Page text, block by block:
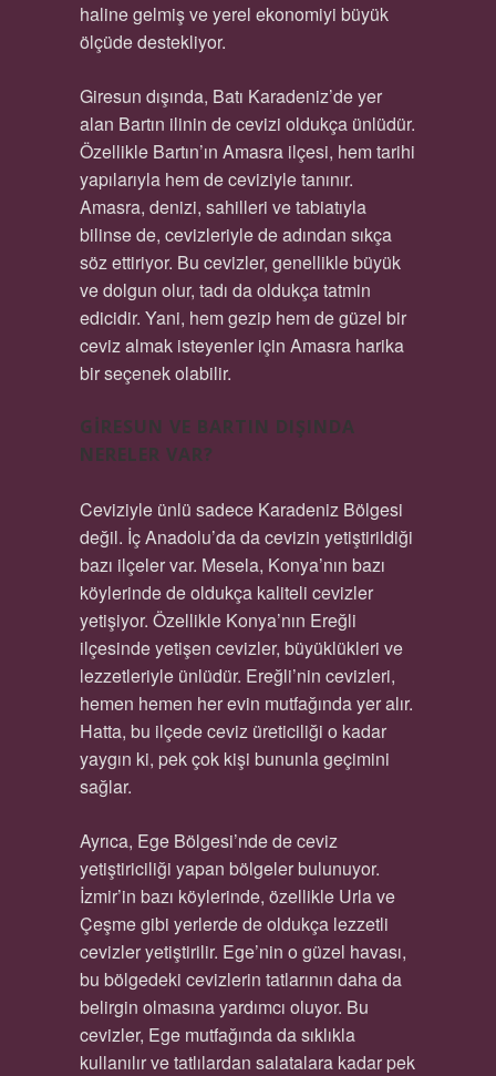
haline gelmiş ve yerel ekonomiyi büyük
ölçüde destekliyor.
Giresun dışında, Batı Karadeniz’de yer
alan Bartın ilinin de cevizi oldukça ünlüdür.
Özellikle Bartın’ın Amasra ilçesi, hem tarihi
yapılarıyla hem de ceviziyle tanınır.
Amasra, denizi, sahilleri ve tabiatıyla
bilinse de, cevizleriyle de adından sıkça
söz ettiriyor. Bu cevizler, genellikle büyük
ve dolgun olur, tadı da oldukça tatmin
edicidir. Yani, hem gezip hem de güzel bir
ceviz almak isteyenler için Amasra harika
bir seçenek olabilir.
GIRESUN VE BARTIN DIŞINDA
NERELER VAR?
Ceviziyle ünlü sadece Karadeniz Bölgesi
değil. İç Anadolu’da da cevizin yetiştirildiği
bazı ilçeler var. Mesela, Konya’nın bazı
köylerinde de oldukça kaliteli cevizler
yetişiyor. Özellikle Konya’nın Ereğli
ilçesinde yetişen cevizler, büyüklükleri ve
lezzetleriyle ünlüdür. Ereğli’nin cevizleri,
hemen hemen her evin mutfağında yer alır.
Hatta, bu ilçede ceviz üreticiliği o kadar
yaygın ki, pek çok kişi bununla geçimini
sağlar.
Ayrıca, Ege Bölgesi’nde de ceviz
yetiştiriciliği yapan bölgeler bulunuyor.
İzmir’in bazı köylerinde, özellikle Urla ve
Çeşme gibi yerlerde de oldukça lezzetli
cevizler yetiştirilir. Ege’nin o güzel havası,
bu bölgedeki cevizlerin tatlarının daha da
belirgin olmasına yardımcı oluyor. Bu
cevizler, Ege mutfağında da sıklıkla
kullanılır ve tatlılardan salatalara kadar pek